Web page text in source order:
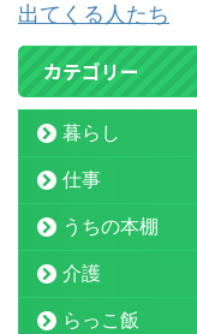
出てくる人たち
カテゴリー
暮らし
仕事
うちの本棚
介護
らっこ飯